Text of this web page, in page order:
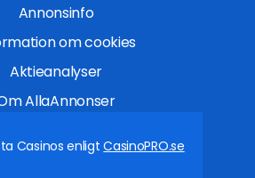
Annonsinfo
om cookies
Aktieanalyser
AllaAnnonser
Casinos enligtCasinoPRO.se